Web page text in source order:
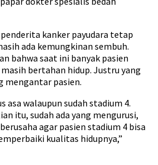
kanker payudara tetap
ada kemungkinan sembuh.
bahwa saat ini banyak pasien
bertahan hidup. Justru yang
mengantar pasien.
asa walaupun sudah stadium 4.
itu, sudah ada yang mengurusi,
agar pasien stadium 4 bisa
kualitas hidupnya,”